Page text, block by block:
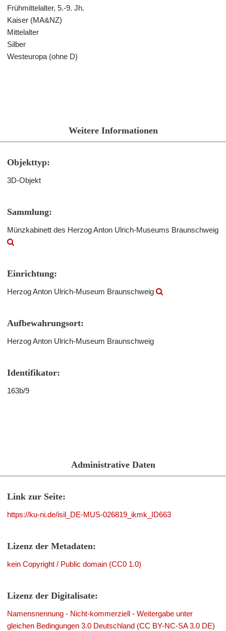
Frühmittelalter, 5.-9. Jh.
Kaiser (MA&NZ)
Mittelalter
Silber
Westeuropa (ohne D)
Weitere Informationen
Objekttyp:
3D-Objekt
Sammlung:
Münzkabinett des Herzog Anton Ulrich-Museums Braunschweig
Einrichtung:
Herzog Anton Ulrich-Museum Braunschweig
Aufbewahrungsort:
Herzog Anton Ulrich-Museum Braunschweig
Identifikator:
163b/9
Administrative Daten
Link zur Seite:
https://ku-ni.de/isil_DE-MUS-026819_ikmk_ID663
Lizenz der Metadaten:
kein Copyright / Public domain (CC0 1.0)
Lizenz der Digitalisate:
Namensnennung - Nicht-kommerziell - Weitergabe unter
gleichen Bedingungen 3.0 Deutschland (CC BY-NC-SA 3.0 DE)